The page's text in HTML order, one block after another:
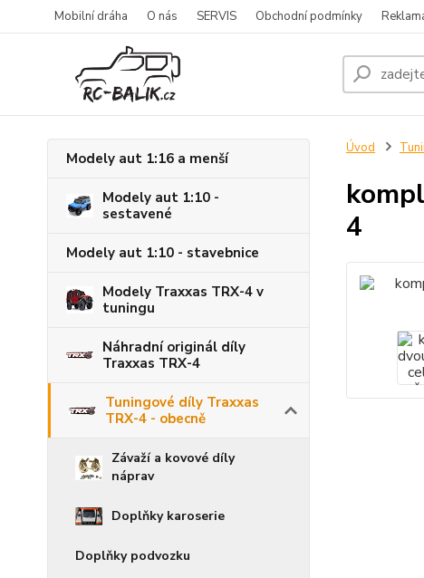
Mobilní dráha O nás SERVIS Obchodní podmínky
Modely aut 1:16 a menší
Modely aut 1:10 -
sestavené
Modely aut 1:10 - stavebnice
Modely Traxxas TRX-4 v
tuningu
Náhradní originál díly
Traxxas TRX-4
Tuningové díly Traxxas
TRX-4 - obecně
Závaží a kovové díly
náprav
Doplňky karoserie
Doplňky podvozku
Úvod
4